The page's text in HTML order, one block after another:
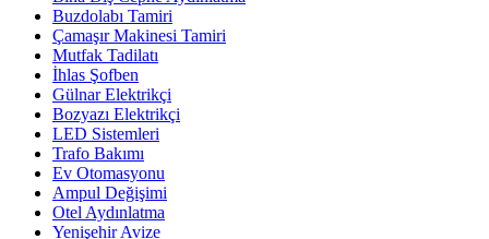
Buzdolabı Tamiri
Çamaşır Makinesi Tamiri
Mutfak Tadilatı
İhlas Şofben
Gülnar Elektrikçi
Bozyazı Elektrikçi
LED Sistemleri
Trafo Bakımı
Ev Otomasyonu
Ampul Değişimi
Otel Aydınlatma
Yenişehir Avize